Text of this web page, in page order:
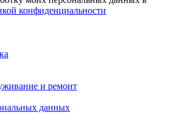
конфиденциальности
и ремонт
данных